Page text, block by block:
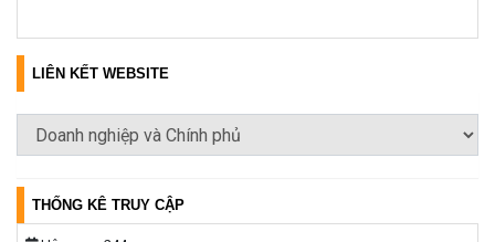
LIÊN KẾT WEBSITE
THỐNG KÊ TRUY CẬP